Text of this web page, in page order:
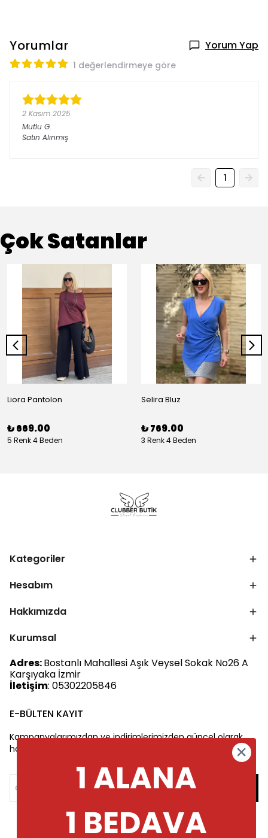
Yorumlar Yorum Yap
1 değerlendirmeye göre
2 Kasım 2025
Mutlu G.
Satın Alınmış
1
Çok Satanlar
Liora Pantolon
₺ 669.00
5 Renk 4 Beden
Selira Bluz
₺ 769.00
3 Renk 4 Beden
Kategoriler
Hesabım
Hakkımızda
Kurumsal
Adres:Bostanlı Mahallesi Aşık Veysel Sokak No26 A
Karşıyaka İzmir
İletişim: 05302205846
E-BÜLTEN KAYIT
Kampanyalarımızdan ve indirimlerimizden güncel olarak
haberdar olun.
1 ALANA
1 BEDAVA